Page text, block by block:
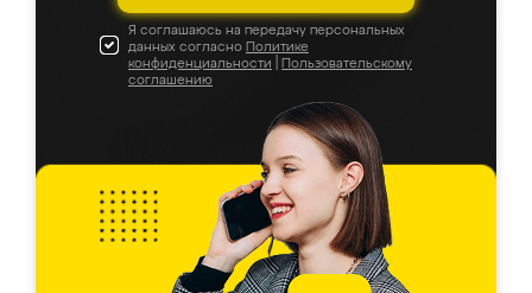
Я соглашаюсь на передачу персональных
данных согласно Политике
конфиденциальности
Пользовательскому
соглашению